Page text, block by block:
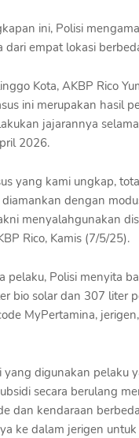
ini, Polisi
dari empat lokasi
Kota, AKBP Rico
ini merupakan hasil
jajarannya
2026.
yang kami ungkap,
dengan
menyalahgunakan
Rico, Kamis (7/5/25).
pelaku, Polisi menyita
bio solar dan 307 liter
MyPertamina,
yang digunakan pelaku
secara berulang
dan kendaraan
ke dalam jerigen